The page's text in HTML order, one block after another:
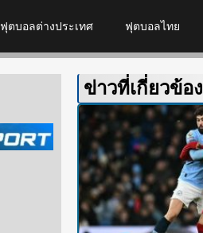
ฟุตบอลต่างประเทศ ฟุตบอลไทย
ข่าวที่เกี่ยวข้อง